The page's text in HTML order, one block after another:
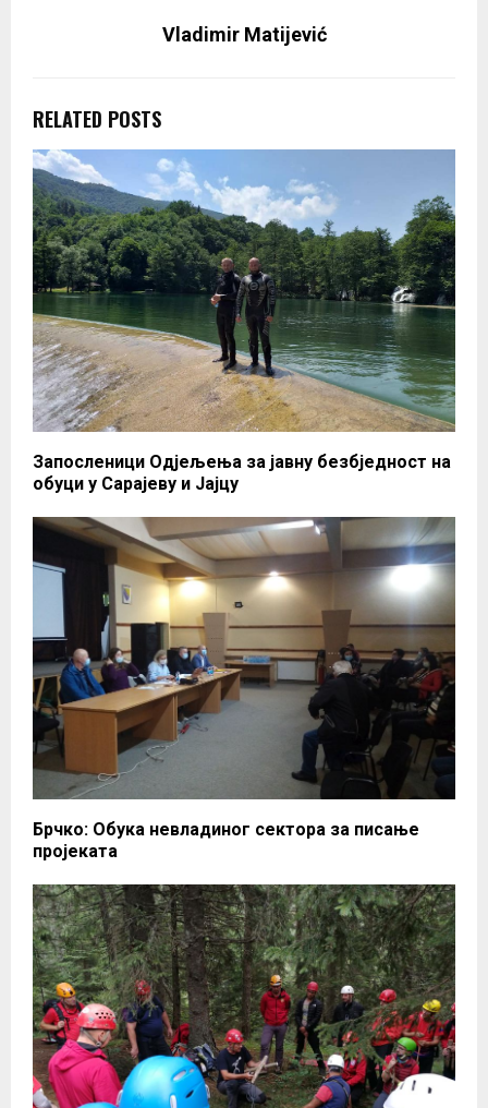
Vladimir Matijević
RELATED POSTS
Запосленици Одјељења за јавну безбједност на
обуци у Сарајеву и Јајцу
Брчко: Обука невладиног сектора за писање
пројеката